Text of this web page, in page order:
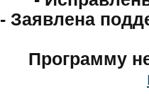
- Заявлена
Программу